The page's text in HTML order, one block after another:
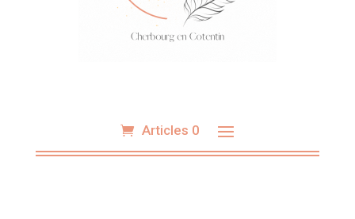
Articles 0